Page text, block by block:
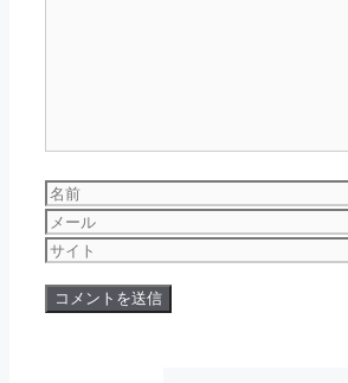
名
前
メ
ー
サ
ト